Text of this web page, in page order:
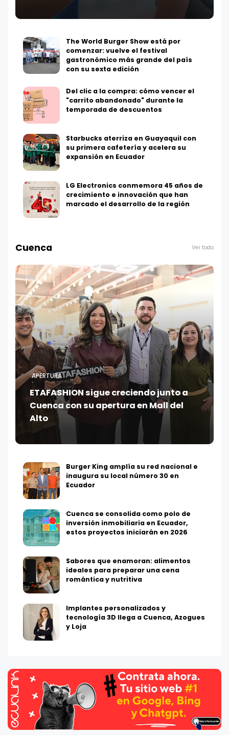
The World Burger Show está por
comenzar: vuelve el festival
gastronómico más grande del país
con su sexta edición
Del clic a la compra: cómo vencer el
"carrito abandonado" durante la
temporada de descuentos
Starbucks aterriza en Guayaquil con
su primera cafetería y acelera su
expansión en Ecuador
LG Electronics conmemora 45 años de
crecimiento e innovación que han
marcado el desarrollo de la región
Cuenca Ver todo
APERTURA
ETAFASHION sigue creciendo junto a
Cuenca con su apertura en Mall del
Alto
Burger King amplía su red nacional e
inaugura su local número 30 en
Ecuador
Cuenca se consolida como polo de
inversión inmobiliaria en Ecuador,
estos proyectos iniciarán en 2026
Sabores que enamoran: alimentos
ideales para preparar una cena
romántica y nutritiva
Implantes personalizados y
tecnología 3D llega a Cuenca, Azogues
y Loja